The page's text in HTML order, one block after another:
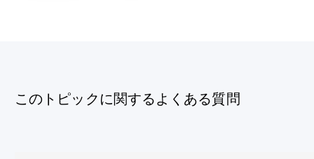
このトピックに関するよくある質問